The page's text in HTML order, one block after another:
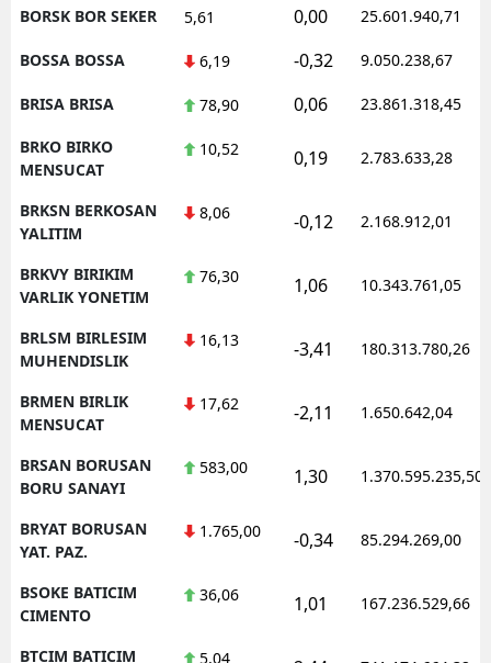
BORSK BOR SEKER 5,61 0,00 25.601.940,71
BOSSA BOSSA 6,19 -0,32 9.050.238,67
BRISA BRISA 78,90 0,06 23.861.318,45
BRKO BIRKO
MENSUCAT
10,52 0,19 2.783.633,28
BRKSN BERKOSAN
YALITIM
8,06 -0,12 2.168.912,01
BRKVY BIRIKIM
VARLIK YONETIM
76,30 1,06 10.343.761,05
BRLSM BIRLESIM
MUHENDISLIK
16,13 -3,41 180.313.780,26
BRMEN BIRLIK
MENSUCAT
17,62 -2,11 1.650.642,04
BRSAN BORUSAN
BORU SANAYI
583,00 1,30 1.370.595.235,50
BRYAT BORUSAN
YAT. PAZ.
1.765,00 -0,34 85.294.269,00
BSOKE BATICIM
CIMENTO
36,06 1,01 167.236.529,66
BTCIM BATICIM
5,04